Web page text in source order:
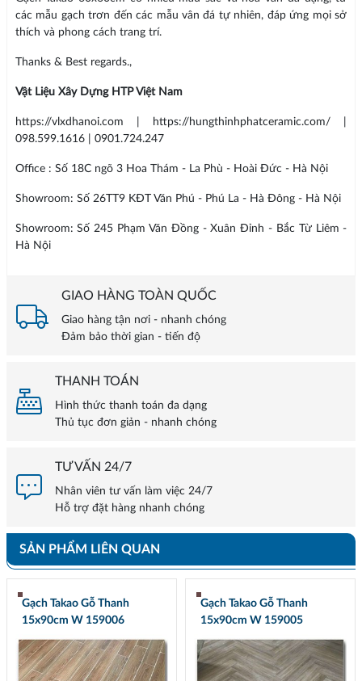
các mẫu gạch trơn đến các mẫu vân đá tự nhiên, đáp ứng mọi sở
thích và phong cách trang trí.
Thanks & Best regards.,
Vật Liệu Xây Dựng HTP Việt Nam
https://vlxdhanoi.com | https://hungthinhphatceramic.com/ |
098.599.1616 | 0901.724.247
Office : Số 18C ngõ 3 Hoa Thám - La Phù - Hoài Đức - Hà Nội
Showroom: Số 26TT9 KĐT Văn Phú - Phú La - Hà Đông - Hà Nội
Showroom: Số 245 Phạm Văn Đồng - Xuân Đỉnh - Bắc Từ Liêm -
Hà Nội
GIAO HÀNG TOÀN QUỐC
Giao hàng tận nơi - nhanh chóng
Đảm bảo thời gian - tiến độ
THANH TOÁN
Hình thức thanh toán đa dạng
Thủ tục đơn giản - nhanh chóng
TƯ VẤN 24/7
Nhân viên tư vấn làm việc 24/7
Hỗ trợ đặt hàng nhanh chóng
SẢN PHẨM LIÊN QUAN
Gạch Takao Gỗ Thanh
15x90cm W 159006
Gạch Takao Gỗ Thanh
15x90cm W 159005